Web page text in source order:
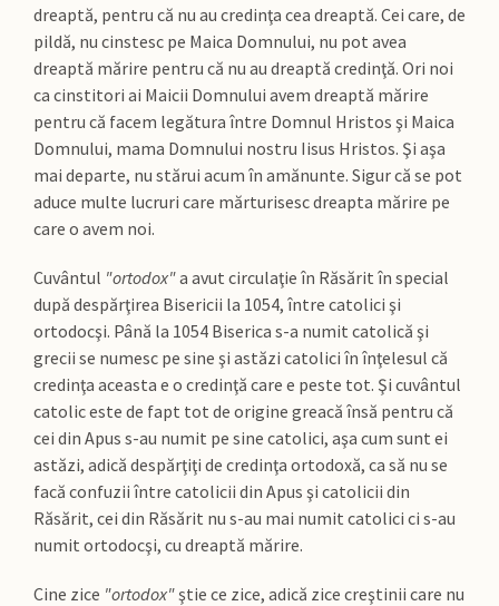
dreaptă, pentru că nu au credinţa cea dreaptă. Cei care, de
pildă, nu cinstesc pe Maica Domnului, nu pot avea
dreaptă mărire pentru că nu au dreaptă credinţă. Ori noi
ca cinstitori ai Maicii Domnului avem dreaptă mărire
pentru că facem legătura între Domnul Hristos şi Maica
Domnului, mama Domnului nostru Iisus Hristos. Şi aşa
mai departe, nu stărui acum în amănunte. Sigur că se pot
aduce multe lucruri care mărturisesc dreapta mărire pe
care o avem noi.
Cuvântul "ortodox"a avut circulaţie în Răsărit în special
după despărţirea Bisericii la 1054, între catolici şi
ortodocşi. Până la 1054 Biserica s-a numit catolică şi
grecii se numesc pe sine şi astăzi catolici în înţelesul că
credinţa aceasta e o credinţă care e peste tot. Şi cuvântul
catolic este de fapt tot de origine greacă însă pentru că
cei din Apus s-au numit pe sine catolici, aşa cum sunt ei
astăzi, adică despărţiţi de credinţa ortodoxă, ca să nu se
facă confuzii între catolicii din Apus şi catolicii din
Răsărit, cei din Răsărit nu s-au mai numit catolici ci s-au
numit ortodocşi, cu dreaptă mărire.
Cine zice "ortodox"ştie ce zice, adică zice creştinii care nu